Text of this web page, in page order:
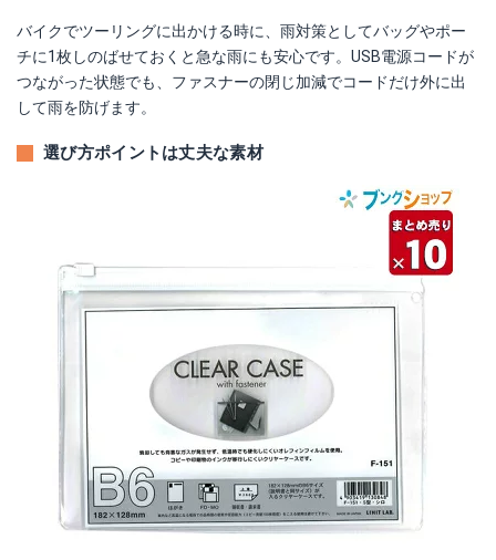
バイクでツーリングに出かける時に、雨対策としてバッグやポー
チに1枚しのばせておくと急な雨にも安心です。USB電源コードが
つながった状態でも、ファスナーの閉じ加減でコードだけ外に出
して雨を防げます。
選び方ポイントは丈夫な素材